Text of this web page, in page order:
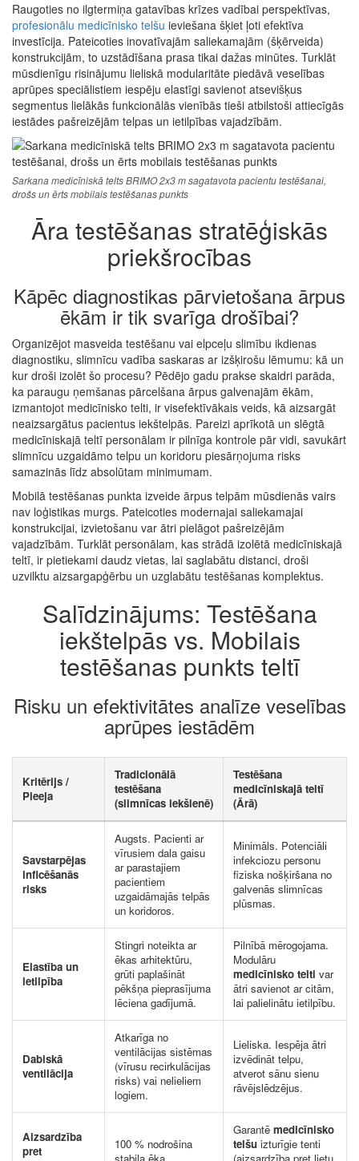
Raugoties no ilgtermiņa gatavības krīzes vadībai perspektīvas,
profesionālu medicīnisko telšu ieviešana šķiet ļoti efektīva
investīcija. Pateicoties inovatīvajām saliekamajām (šķērveida)
konstrukcijām, to uzstādīšana prasa tikai dažas minūtes. Turklāt
mūsdienīgu risinājumu lieliskā modularitāte piedāvā veselības
aprūpes speciālistiem iespēju elastīgi savienot atsevišķus
segmentus lielākās funkcionālās vienībās tieši atbilstoši attiecīgās
iestādes pašreizējām telpas un ietilpības vajadzībām.
Sarkana medicīniskā telts BRIMO 2x3 m sagatavota pacientu testēšanai,
drošs un ērts mobilais testēšanas punkts
Āra testēšanas stratēģiskās
priekšrocības
Kāpēc diagnostikas pārvietošana ārpus
ēkām ir tik svarīga drošībai?
Organizējot masveida testēšanu vai elpceļu slimību ikdienas
diagnostiku, slimnīcu vadība saskaras ar izšķirošu lēmumu: kā un
kur droši izolēt šo procesu? Pēdējo gadu prakse skaidri parāda,
ka paraugu ņemšanas pārcelšana ārpus galvenajām ēkām,
izmantojot medicīnisko telti, ir visefektīvākais veids, kā aizsargāt
neaizsargātus pacientus iekštelpās. Pareizi aprīkotā un slēgtā
medicīniskajā teltī personālam ir pilnīga kontrole pār vidi, savukārt
slimnīcu uzgaidāmo telpu un koridoru piesārņojuma risks
samazinās līdz absolūtam minimumam.
Mobilā testēšanas punkta izveide ārpus telpām mūsdienās vairs
nav loģistikas murgs. Pateicoties modernajai saliekamajai
konstrukcijai, izvietošanu var ātri pielāgot pašreizējām
vajadzībām. Turklāt personālam, kas strādā izolētā medicīniskajā
teltī, ir pietiekami daudz vietas, lai saglabātu distanci, droši
uzvilktu aizsargapģērbu un uzglabātu testēšanas komplektus.
Salīdzinājums: Testēšana
iekštelpās vs. Mobilais
testēšanas punkts teltī
Risku un efektivitātes analīze veselības
aprūpes iestādēm
Kritērijs /
Pieeja
Tradicionālā
testēšana
(slimnīcas iekšienē)
Testēšana
medicīniskajā teltī
(Ārā)
Savstarpējas
inficēšanās
risks
Augsts. Pacienti ar
vīrusiem dala gaisu
ar parastajiem
pacientiem
uzgaidāmajās telpās
un koridoros.
Minimāls. Potenciāli
infekciozu personu
fiziska nošķiršana no
galvenās slimnīcas
plūsmas.
Elastība un
ietilpība
Stingri noteikta ar
ēkas arhitektūru,
grūti paplašināt
pēkšņa pieprasījuma
lēciena gadījumā.
Pilnībā mērogojama.
Modulāru
medicīnisko telti var
ātri savienot ar citām,
lai palielinātu ietilpību.
Dabiskā
ventilācija
Atkarīga no
ventilācijas sistēmas
(vīrusu recirkulācijas
risks) vai nelieliem
logiem.
Lieliska. Iespēja ātri
izvēdināt telpu,
atverot sānu sienu
rāvējslēdzējus.
Aizsardzība
pret
100 % nodrošina
Garantē medicīnisko
telšu izturīgie tenti